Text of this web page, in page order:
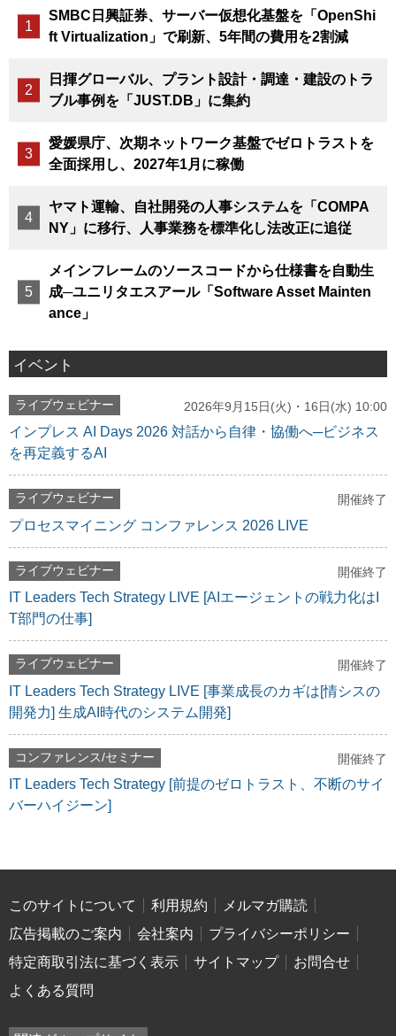
SMBC日興証券、サーバー仮想化基盤を「OpenShi
ft Virtualization」で刷新、5年間の費用を2割減
日揮グローバル、プラント設計・調達・建設のトラ
ブル事例を「JUST.DB」に集約
愛媛県庁、次期ネットワーク基盤でゼロトラストを
全面採用し、2027年1月に稼働
ヤマト運輸、自社開発の人事システムを「COMPA
NY」に移行、人事業務を標準化し法改正に追従
メインフレームのソースコードから仕様書を自動生
成─ユニリタエスアール「Software Asset Mainten
ance」
イベント
ライブウェビナー 2026年9月15日(火)・16日(水) 10:00
インプレス AI Days 2026 対話から自律・協働へ─ビジネス
を再定義するAI
ライブウェビナー 開催終了
プロセスマイニング コンファレンス 2026 LIVE
ライブウェビナー 開催終了
IT Leaders Tech Strategy LIVE [AIエージェントの戦力化はI
T部門の仕事]
ライブウェビナー 開催終了
IT Leaders Tech Strategy LIVE [事業成長のカギは[情シスの
開発力] 生成AI時代のシステム開発]
コンファレンス/セミナー 開催終了
IT Leaders Tech Strategy [前提のゼロトラスト、不断のサイ
バーハイジーン]
このサイトについて 利用規約
メルマガ購読
広告掲載のご案内
会社案内
プライバシーポリシー
特定商取引法に基づく表示
サイトマップ
お問合せ
よくある質問